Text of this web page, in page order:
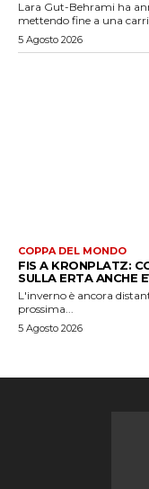
Lara Gut-Behrami ha
mettendo fine a una
5 Agosto 2026
COPPA DEL MONDO
FIS A KRONPLATZ:
SULLA ERTA ANCHE
L'inverno è ancora
prossima...
5 Agosto 2026